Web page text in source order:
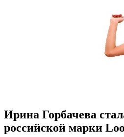
Ирина Горбачева
российской марки